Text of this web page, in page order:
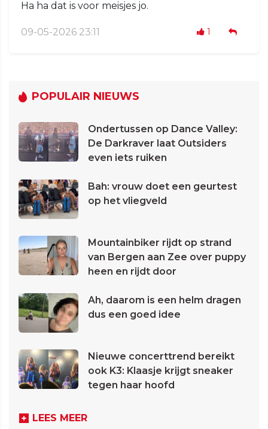
Ha ha dat is voor meisjes jo.
09-05-2026 23:11 1
POPULAIR NIEUWS
Ondertussen op Dance Valley:
De Darkraver laat Outsiders
even iets ruiken
Bah: vrouw doet een geurtest
op het vliegveld
Mountainbiker rijdt op strand
van Bergen aan Zee over puppy
heen en rijdt door
Ah, daarom is een helm dragen
dus een goed idee
Nieuwe concerttrend bereikt
ook K3: Klaasje krijgt sneaker
tegen haar hoofd
LEES MEER